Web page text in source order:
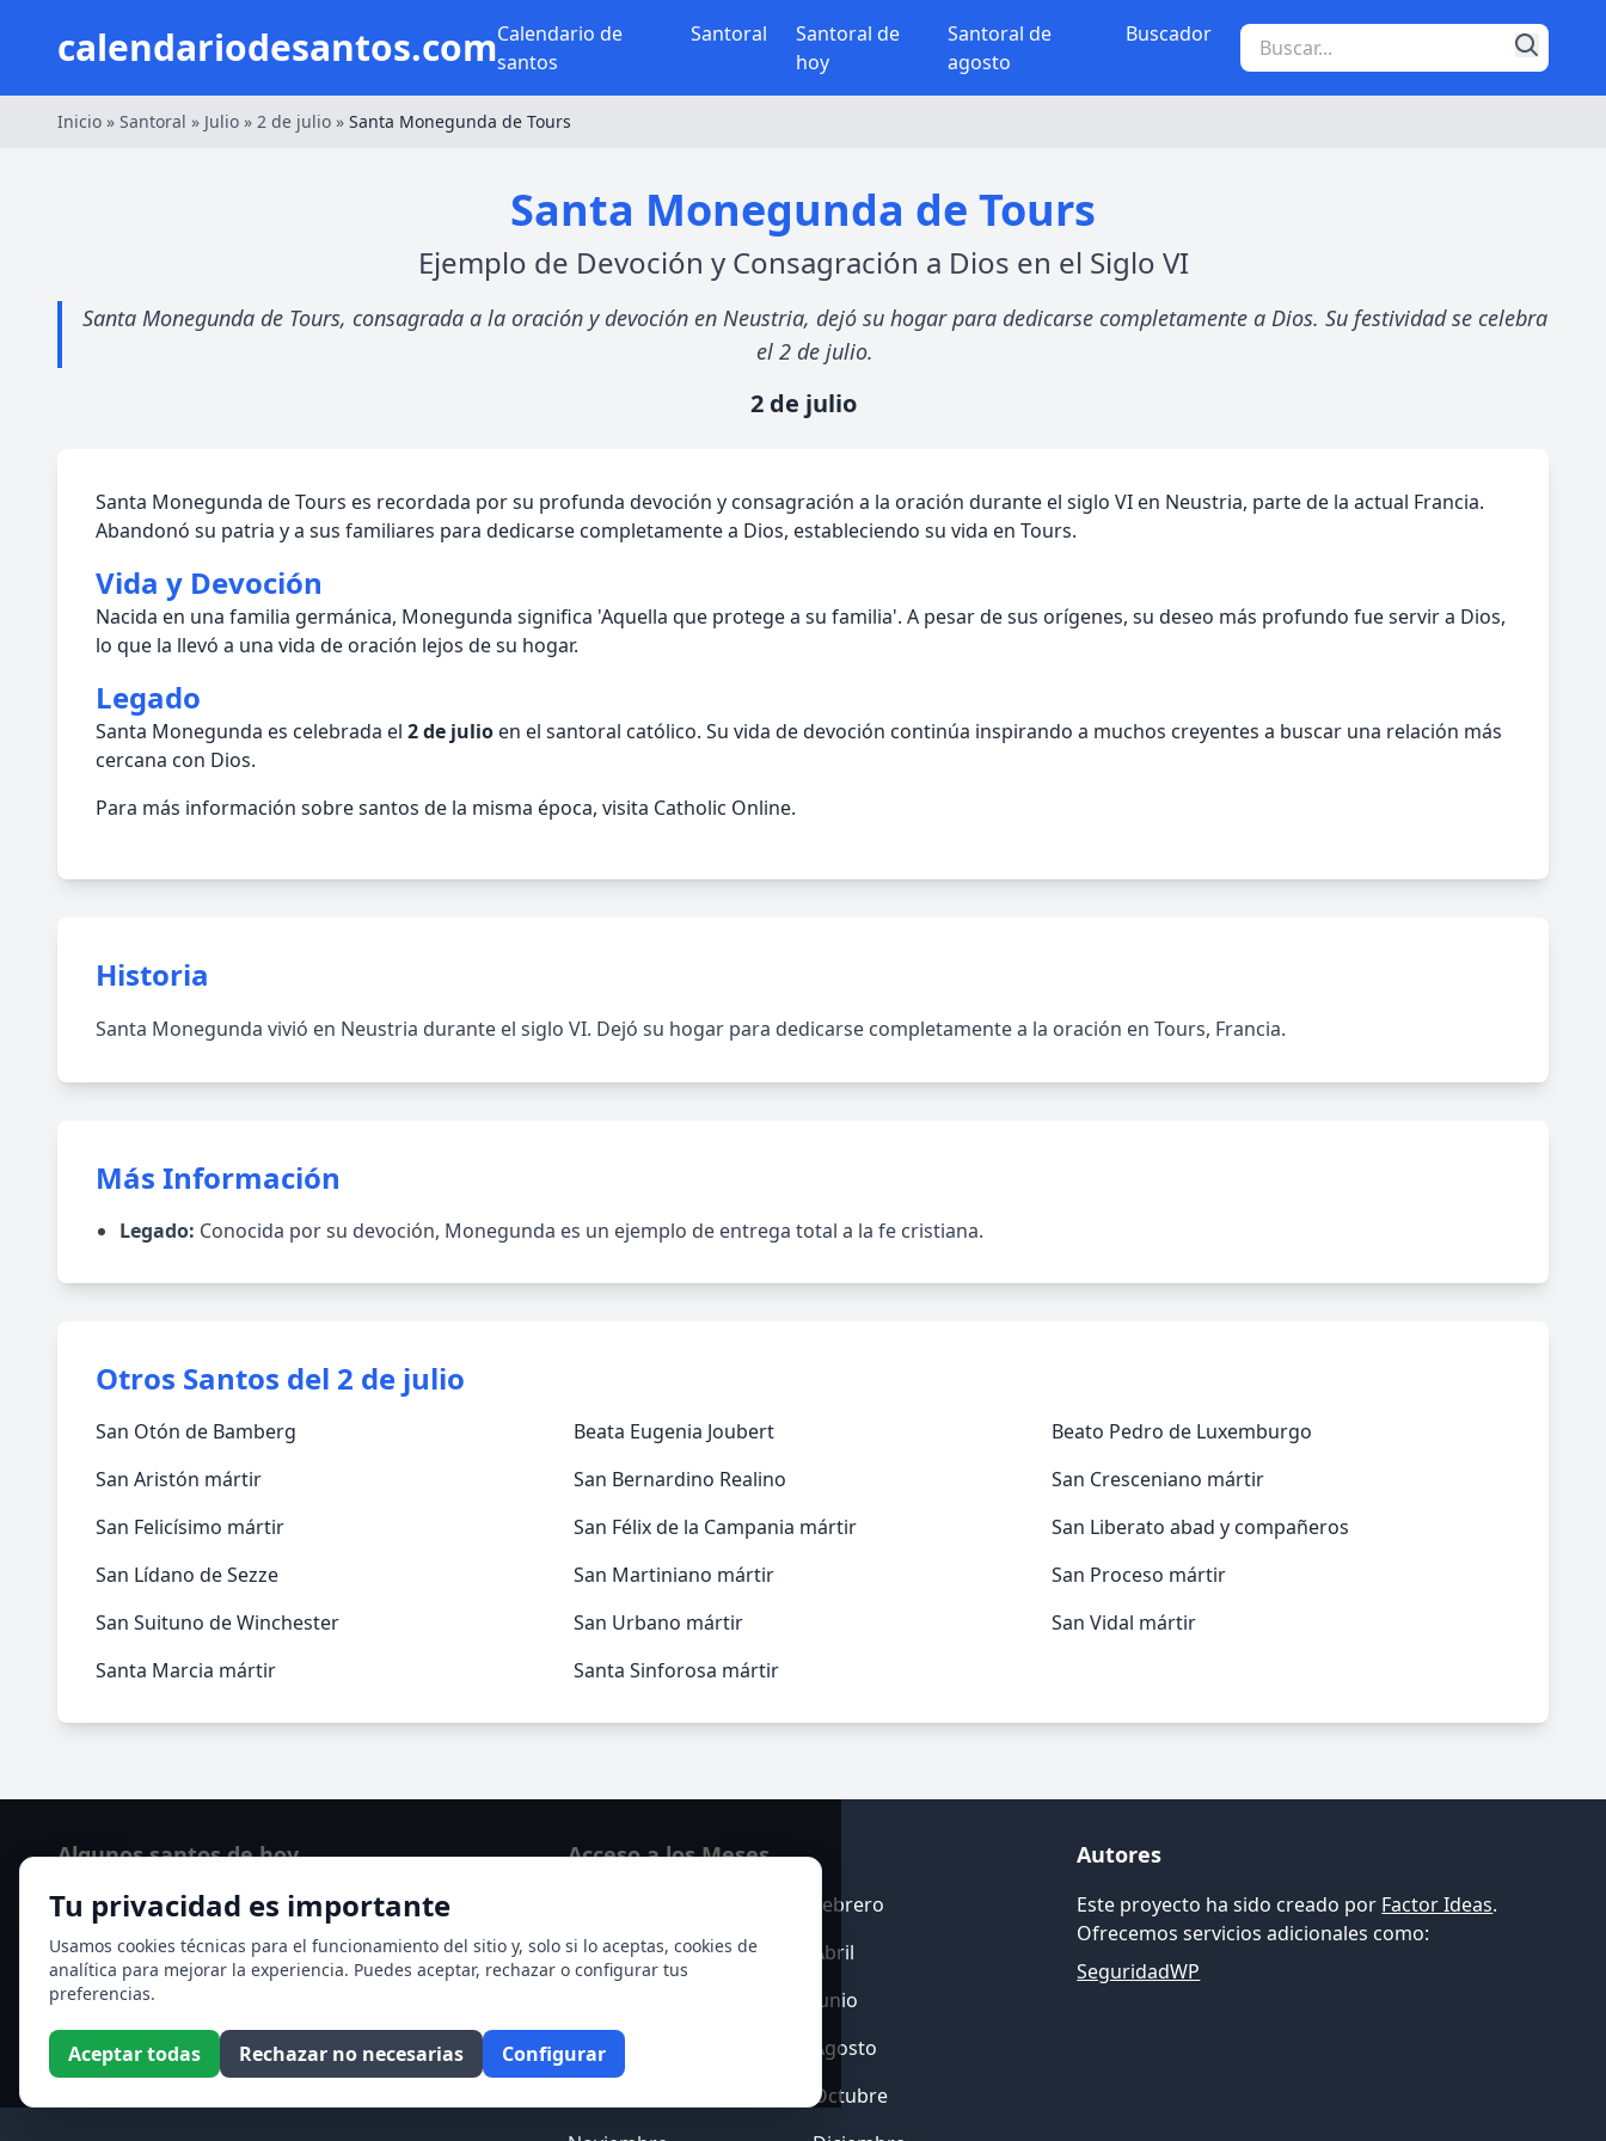
calendariodesantos.comCalendario de
santos
Santoral
Santoral de
hoy
Santoral de
agosto
Buscador
Inicio » Santoral » Julio » 2 de julio » Santa Monegunda de Tours
Santa Monegunda de Tours
Ejemplo de Devoción y Consagración a Dios en el Siglo VI
Santa Monegunda de Tours, consagrada a la oración y devoción en Neustria, dejó su hogar para dedicarse completamente a Dios. Su festividad se celebra
el 2 de julio.
2 de julio
Santa Monegunda de Tours es recordada por su profunda devoción y consagración a la oración durante el siglo VI en Neustria, parte de la actual Francia.
Abandonó su patria y a sus familiares para dedicarse completamente a Dios, estableciendo su vida en Tours.
Vida y Devoción
Nacida en una familia germánica, Monegunda significa 'Aquella que protege a su familia'. A pesar de sus orígenes, su deseo más profundo fue servir a Dios,
lo que la llevó a una vida de oración lejos de su hogar.
Legado
Santa Monegunda es celebrada el 2 de julio en el santoral católico. Su vida de devoción continúa inspirando a muchos creyentes a buscar una relación más
cercana con Dios.
Para más información sobre santos de la misma época, visita Catholic Online.
Historia
Santa Monegunda vivió en Neustria durante el siglo VI. Dejó su hogar para dedicarse completamente a la oración en Tours, Francia.
Más Información
Legado: Conocida por su devoción, Monegunda es un ejemplo de entrega total a la fe cristiana.
Otros Santos del 2 de julio
San Otón de Bamberg Beata Eugenia Joubert
Beato Pedro de Luxemburgo
San Aristón mártir
San Bernardino Realino
San Cresceniano mártir
San Felicísimo mártir
San Félix de la Campania mártir
San Liberato abad y compañeros
San Lídano de Sezze
San Martiniano mártir
San Proceso mártir
San Suituno de Winchester
San Urbano mártir
San Vidal mártir
Santa Marcia mártir
Santa Sinforosa mártir
Tu privacidad es importante
Usamos cookies técnicas para el funcionamiento del sitio y, solo si lo aceptas, cookies de
analítica para mejorar la experiencia. Puedes aceptar, rechazar o configurar tus
preferencias.
Aceptar todas Rechazar no necesarias Configurar
Algunos santos de hoy
San Cayetano de Thiene
San Sixto II papa
Ver todos los santos de hoy
Acceso a los Meses
Febrero
Marzo
Abril
Junio
Julio
Agosto
Octubre
Autores
Este proyecto ha sido creado por Factor Ideas.
Ofrecemos servicios adicionales como:
SeguridadWP